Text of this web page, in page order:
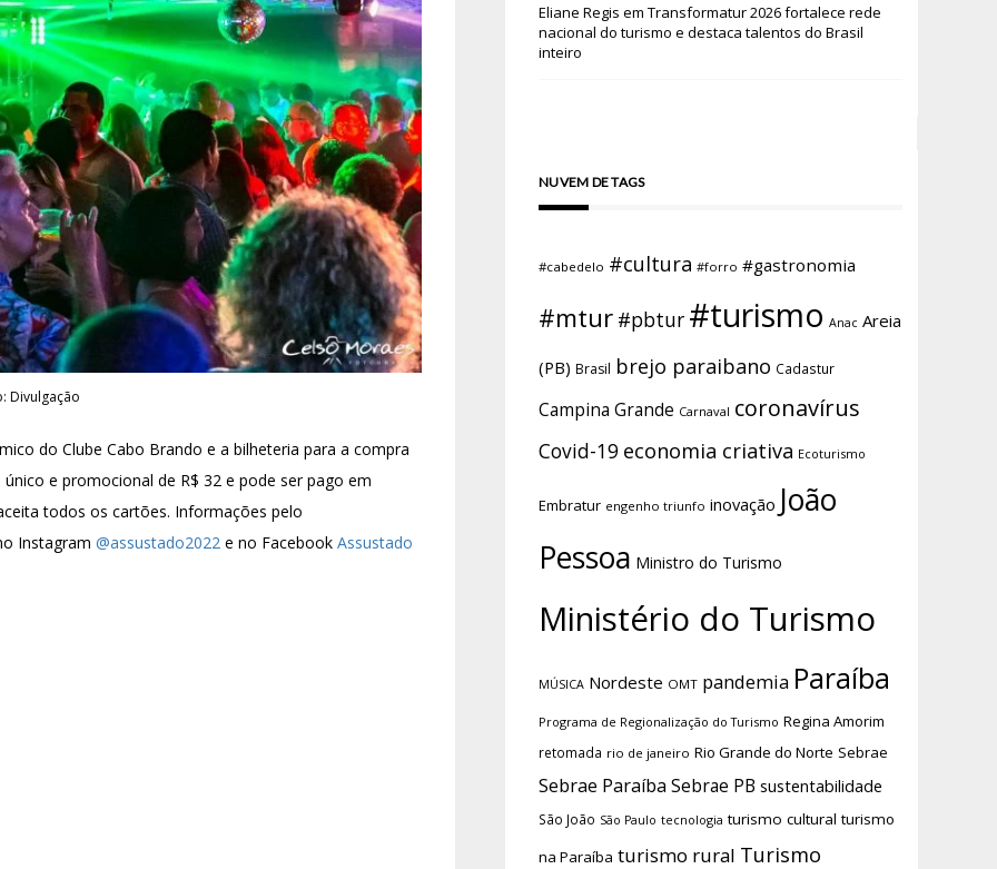
Divulgação
do Clube Cabo Brando e a bilheteria para a compra
e promocional de R$ 32 e pode ser pago em
todos os cartões. Informações pelo
Instagram @assustado2022 e no Facebook Assustado
Eliane Regis em Transformatur 2026 fortalece rede
nacional do turismo e destaca talentos do Brasil
inteiro
NUVEM DE TAGS
#cabedelo #cultura #forro #gastronomia
#mtur #pbtur #turismo Anac Areia
(PB) Brasil brejo paraibano Cadastur
Campina Grande Carnaval coronavírus
Covid-19 economia criativa Ecoturismo
Embratur engenho triunfo inovação João
Pessoa Ministro do Turismo
Ministério do Turismo
MÚSICA Nordeste OMT pandemia Paraíba
Programa de Regionalização do Turismo Regina Amorim
retomada rio de janeiro Rio Grande do Norte Sebrae
Sebrae Paraíba Sebrae PB sustentabilidade
São João São Paulo tecnologia turismo cultural turismo
na Paraíba turismo rural Turismo